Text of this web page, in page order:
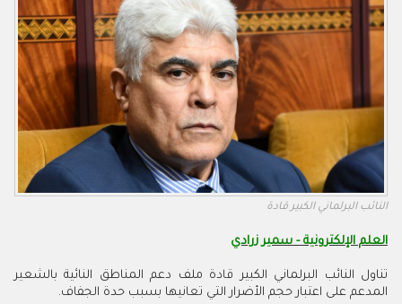
النائب البرلماني الكبير قادة
العلم الإلكترونية - سمير زرادي
تناول النائب البرلماني الكبير قادة ملف دعم المناطق النائية بالشعير
المدعم على اعتبار حجم الأضرار التي تعانيها بسبب حدة الجفاف.